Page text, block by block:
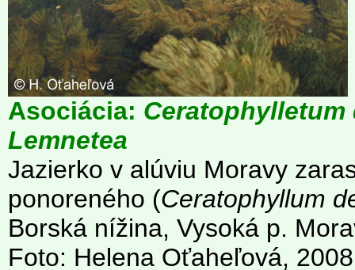
Asociácia: Ceratophylletum
Lemnetea
Jazierko v alúviu Moravy
ponoreného (Ceratophyllum
Borská nížina, Vysoká p.
Foto: Helena Oťaheľová, 2008